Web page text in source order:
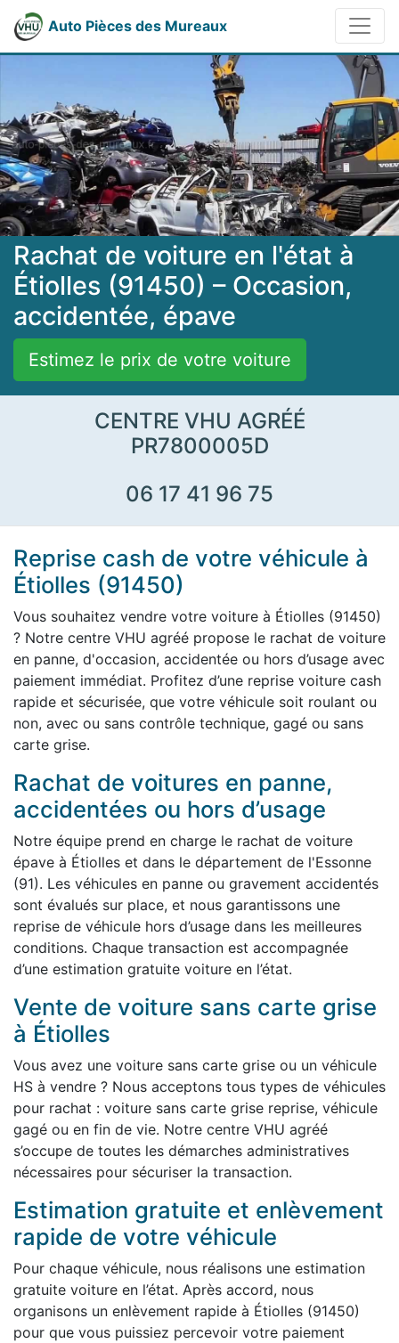
Auto Pièces des Mureaux
Rachat de voiture en l'état à
Étiolles (91450) – Occasion,
accidentée, épave
Estimez le prix de votre voiture
CENTRE VHU AGRÉÉ
PR7800005D
06 17 41 96 75
Reprise cash de votre véhicule à
Étiolles (91450)
Vous souhaitez vendre votre voiture à Étiolles (91450)
? Notre centre VHU agréé propose le rachat de voiture
en panne, d'occasion, accidentée ou hors d’usage avec
paiement immédiat. Profitez d’une reprise voiture cash
rapide et sécurisée, que votre véhicule soit roulant ou
non, avec ou sans contrôle technique, gagé ou sans
carte grise.
Rachat de voitures en panne,
accidentées ou hors d’usage
Notre équipe prend en charge le rachat de voiture
épave à Étiolles et dans le département de l'Essonne
(91). Les véhicules en panne ou gravement accidentés
sont évalués sur place, et nous garantissons une
reprise de véhicule hors d’usage dans les meilleures
conditions. Chaque transaction est accompagnée
d’une estimation gratuite voiture en l’état.
Vente de voiture sans carte grise
à Étiolles
Vous avez une voiture sans carte grise ou un véhicule
HS à vendre ? Nous acceptons tous types de véhicules
pour rachat : voiture sans carte grise reprise, véhicule
gagé ou en fin de vie. Notre centre VHU agréé
s’occupe de toutes les démarches administratives
nécessaires pour sécuriser la transaction.
Estimation gratuite et enlèvement
rapide de votre véhicule
Pour chaque véhicule, nous réalisons une estimation
gratuite voiture en l’état. Après accord, nous
organisons un enlèvement rapide à Étiolles (91450)
pour que vous puissiez percevoir votre paiement